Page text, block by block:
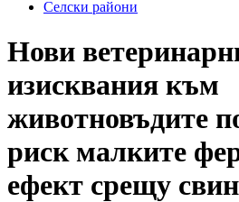
Селски райони
Нови
изисквания към
животновъдите
риск малките
ефект срещу